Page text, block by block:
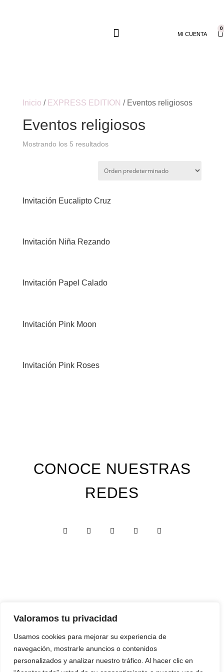
Valoramos tu privacidad
Usamos cookies para mejorar su experiencia de
navegación, mostrarle anuncios o contenidos
personalizados y analizar nuestro tráfico. Al hacer clic en
MI CUENTA
0
Inicio / EXPRESS EDITION / Eventos religiosos
Eventos religiosos
Mostrando los 5 resultados
Invitación Eucalipto Cruz
Invitación Niña Rezando
Invitación Papel Calado
Invitación Pink Moon
Invitación Pink Roses
CONOCE NUESTRAS
REDES
Custom Edition
Express Edition
Digital Edition